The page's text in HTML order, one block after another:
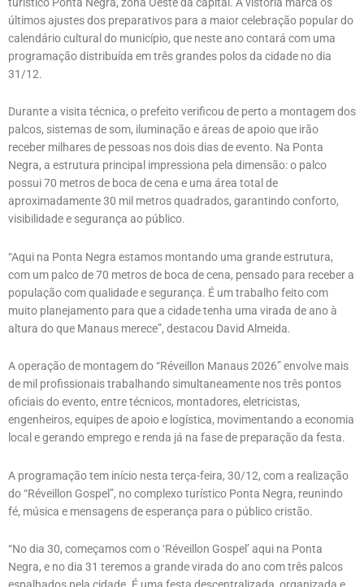
últimos ajustes dos preparativos para a maior celebração popular do
calendário cultural do município, que neste ano contará com uma
programação distribuída em três grandes polos da cidade no dia
31/12.
Durante a visita técnica, o prefeito verificou de perto a montagem dos
palcos, sistemas de som, iluminação e áreas de apoio que irão
receber milhares de pessoas nos dois dias de evento. Na Ponta
Negra, a estrutura principal impressiona pela dimensão: o palco
possui 70 metros de boca de cena e uma área total de
aproximadamente 30 mil metros quadrados, garantindo conforto,
visibilidade e segurança ao público.
“Aqui na Ponta Negra estamos montando uma grande estrutura,
com um palco de 70 metros de boca de cena, pensado para receber a
população com qualidade e segurança. É um trabalho feito com
muito planejamento para que a cidade tenha uma virada de ano à
altura do que Manaus merece”, destacou David Almeida.
A operação de montagem do “Réveillon Manaus 2026” envolve mais
de mil profissionais trabalhando simultaneamente nos três pontos
oficiais do evento, entre técnicos, montadores, eletricistas,
engenheiros, equipes de apoio e logística, movimentando a economia
local e gerando emprego e renda já na fase de preparação da festa.
A programação tem início nesta terça-feira, 30/12, com a realização
do “Réveillon Gospel”, no complexo turístico Ponta Negra, reunindo
fé, música e mensagens de esperança para o público cristão.
“No dia 30, começamos com o ‘Réveillon Gospel’ aqui na Ponta
Negra, e no dia 31 teremos a grande virada do ano com três palcos